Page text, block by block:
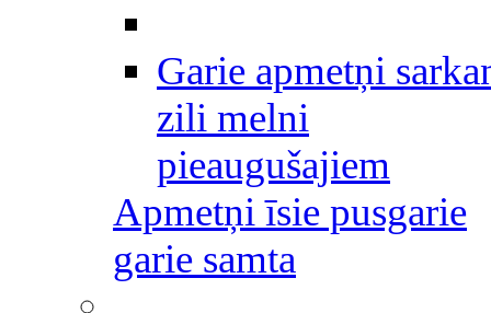
Garie apmetņi
zili melni
pieaugušajiem
Apmetņi īsie pusgarie
garie samta